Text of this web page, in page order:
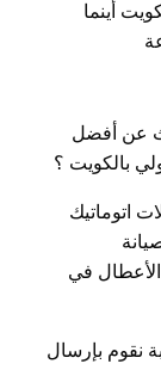
أينما
عن أفضل
بالكويت ؟
اتوماتيك
في
نقوم بإرسال